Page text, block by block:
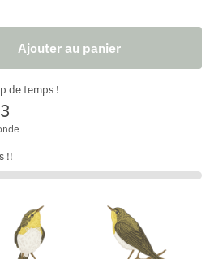
Ajouter au panier
de temps !
!!